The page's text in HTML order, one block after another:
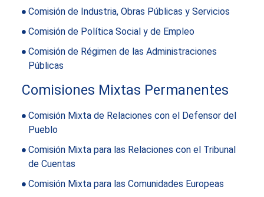
Comisión de Industria, Obras Públicas y Servicios
Comisión de Política Social y de Empleo
Comisión de Régimen de las Administraciones
Públicas
Comisiones Mixtas Permanentes
Comisión Mixta de Relaciones con el Defensor del
Pueblo
Comisión Mixta para las Relaciones con el Tribunal
de Cuentas
Comisión Mixta para las Comunidades Europeas